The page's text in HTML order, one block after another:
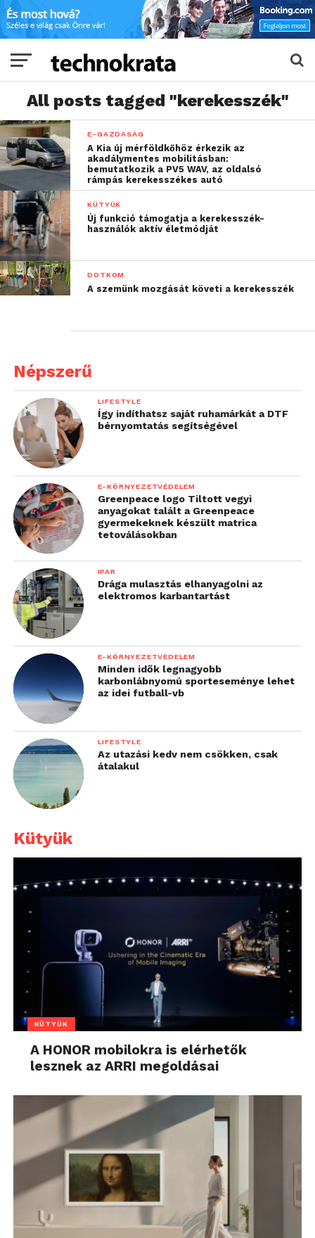
All posts tagged "kerekesszék"
E-GAZDASÁG
A Kia új mérföldkőhöz érkezik az
akadálymentes mobilitásban:
bemutatkozik a PV5 WAV, az oldalsó
rámpás kerekesszékes autó
KÜTYÜK
Új funkció támogatja a kerekesszék-
használók aktív életmódját
DOTKOM
A szemünk mozgását követi a kerekesszék
Népszerű
LIFESTYLE
Így indíthatsz saját ruhamárkát a DTF
bérnyomtatás segítségével
E-KÖRNYEZETVÉDELEM
Greenpeace logo Tiltott vegyi
anyagokat talált a Greenpeace
gyermekeknek készült matrica
tetoválásokban
IPAR
Drága mulasztás elhanyagolni az
elektromos karbantartást
E-KÖRNYEZETVÉDELEM
Minden idők legnagyobb
karbonlábnyomú sporteseménye lehet
az idei futball-vb
LIFESTYLE
Az utazási kedv nem csökken, csak
átalakul
Kütyük
KÜTYÜK
A HONOR mobilokra is elérhetők
lesznek az ARRI megoldásai